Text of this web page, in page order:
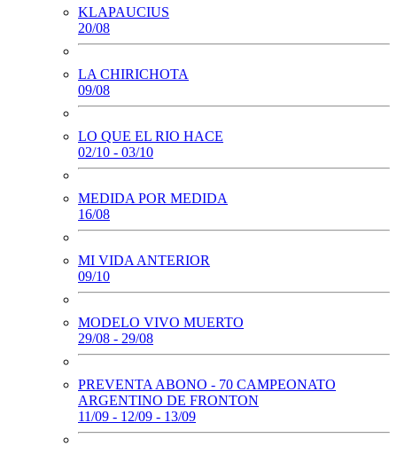
KLAPAUCIUS
20/08
LA CHIRICHOTA
09/08
LO QUE EL RIO HACE
02/10 - 03/10
MEDIDA POR MEDIDA
16/08
MI VIDA ANTERIOR
09/10
MODELO VIVO MUERTO
29/08 - 29/08
PREVENTA ABONO - 70 CAMPEONATO
ARGENTINO DE FRONTON
11/09 - 12/09 - 13/09